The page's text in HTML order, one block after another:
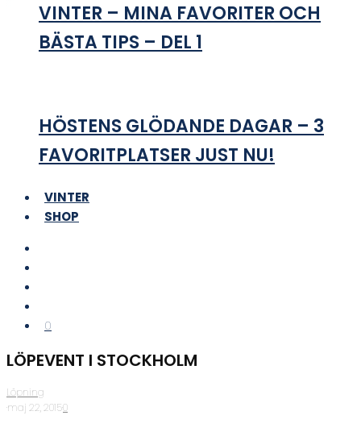
VINTER – MINA FAVORITER OCH
BÄSTA TIPS – DEL 1
HÖSTENS GLÖDANDE DAGAR – 3
FAVORITPLATSER JUST NU!
VINTER
SHOP
0
LÖPEVENT I STOCKHOLM
Löpning
·maj 22, 2015·0